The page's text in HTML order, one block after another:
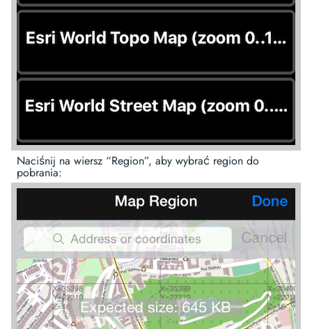
Naciśnij na wiersz “Region”, aby wybrać region do
pobrania: